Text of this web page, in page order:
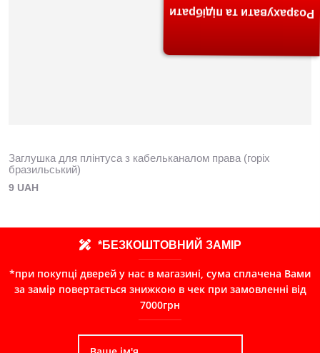
Заглушка для плінтуса з кабельканалом права (горіх
бразильський)
9 UAH
*БЕЗКОШТОВНИЙ ЗАМІР
*при покупці дверей у нас в магазині, сума сплачена Вами
за замір повертається знижкою в чек при замовленні від
7000грн
Розрахувати та підібрати